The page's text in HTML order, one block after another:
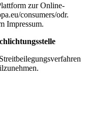
zur Online-
consumers/odr.
Impressum.